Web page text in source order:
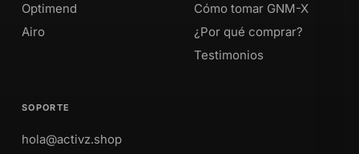
Optimend
Airo
Cómo tomar GNM-X
¿Por qué comprar?
Testimonios
SOPORTE
hola@activz.shop